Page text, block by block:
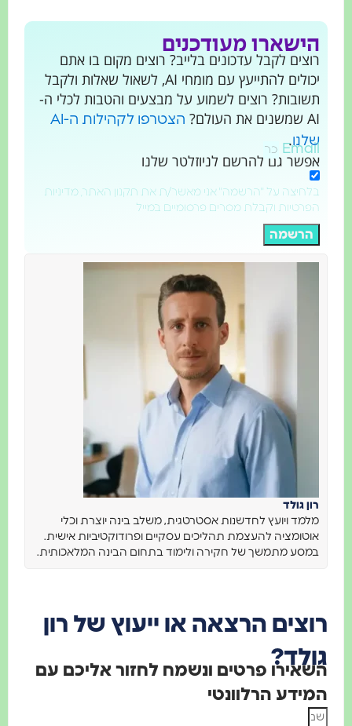
הישארו מעודכנים
רוצים לקבל עדכונים בלייב? רוצים מקום בו אתם
יכולים להתייעץ עם מומחי AI, לשאול שאלות ולקבל
תשובות? רוצים לשמוע על מבצעים והטבות לכלי ה-
הצטרפו לקהילות ה-AI
.
אפשר גם להרשם לניוזלטר שלנו
Email
בלחיצה על "הרשמה" אני מאשר/ת את תקנון האתר, מדיניות
הפרטיות וקבלת מסרים פרסומיים במייל
הרשמה
רון גולד
מלמד ויועץ לחדשנות אסטרטגית, משלב בינה יוצרת וכלי
אוטומציה להעצמת תהליכים עסקיים ופרודוקטיביות אישית.
במסע מתמשך של חקירה ולימוד בתחום הבינה המלאכותית.
הרצאה או ייעוץ של רון
פרטים ונשמח לחזור אליכם עם
הרלוונטי